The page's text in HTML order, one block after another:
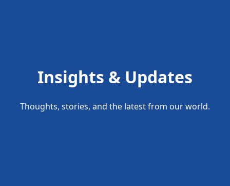
Insights & Updates
Thoughts, stories, and the latest from our world.